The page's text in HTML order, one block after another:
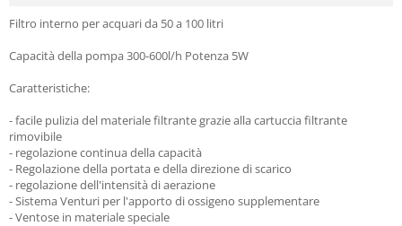
Filtro interno per acquari da 50 a 100 litri
Capacità della pompa 300-600l/h Potenza 5W
Caratteristiche:
- facile pulizia del materiale filtrante grazie alla cartuccia filtrante
rimovibile
- regolazione continua della capacità
- Regolazione della portata e della direzione di scarico
- regolazione dell'intensità di aerazione
- Sistema Venturi per l'apporto di ossigeno supplementare
- Ventose in materiale speciale